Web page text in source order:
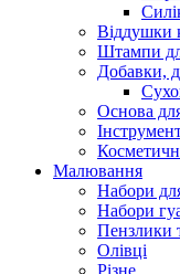
Віддушки
Штампи
Добавки,
Основа
Малювання
Набори
Набори
Пензлики
Олівці
Різне